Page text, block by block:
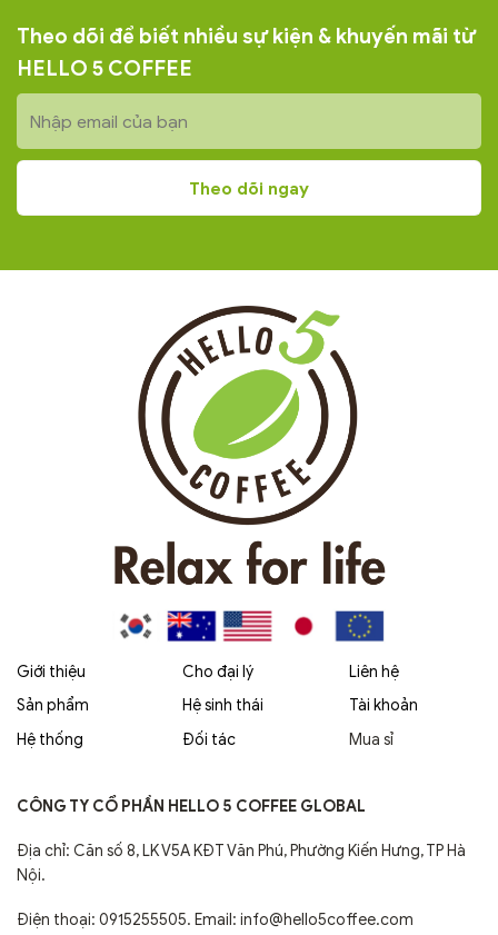
Theo dõi để biết nhiều sự kiện & khuyến mãi từ
HELLO 5 COFFEE
Giới thiệu
Sản phẩm
Hệ thống
Cho đại lý
Hệ sinh thái
Đối tác
Liên hệ
Tài khoản
Mua sỉ
CÔNG TY CỔ PHẦN HELLO 5 COFFEE GLOBAL
Địa chỉ: Căn số 8, LK V5A KĐT Văn Phú, Phường Kiến Hưng, TP Hà
Nội.
Điện thoại: 0915255505. Email: info@hello5coffee.com